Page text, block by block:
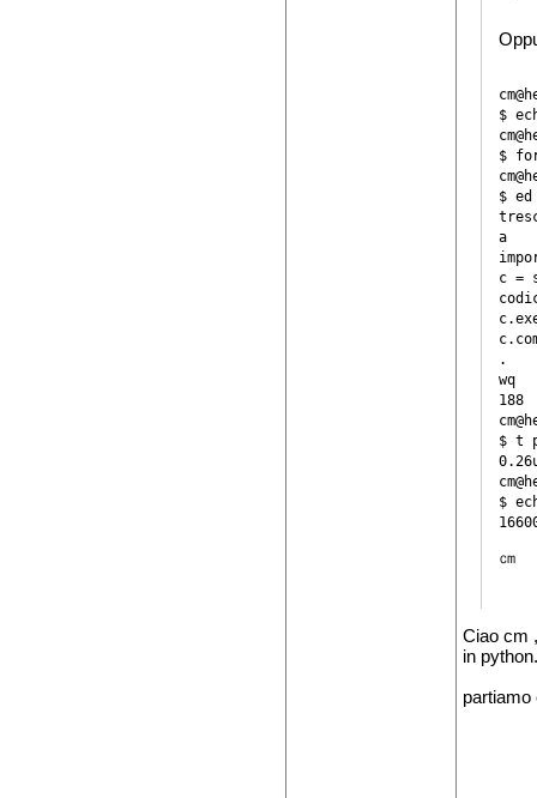
$
$
$
a
c =
.
wq
188
$ t
$
㎝
Ciao cm
in
partiamo